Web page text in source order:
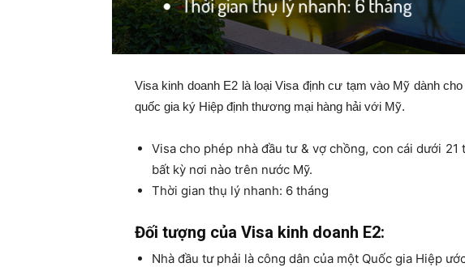
Visa kinh doanh E2 là loại Visa định cư tạm vào Mỹ dành
quốc gia ký Hiệp định thương mại hàng hải với Mỹ.
Visa cho phép nhà đầu tư & vợ chồng, con cái dưới
bất kỳ nơi nào trên nước Mỹ.
Thời gian thụ lý nhanh: 6 tháng
Đối tượng của Visa kinh doanh E2:
Nhà đầu tư phải là công dân của một Quốc gia Hiệp